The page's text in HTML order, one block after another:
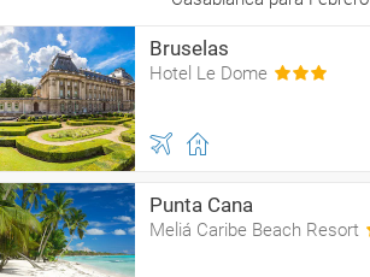
Bruselas
Hotel Le Dome
Punta Cana
Meliá Caribe Beach Resort